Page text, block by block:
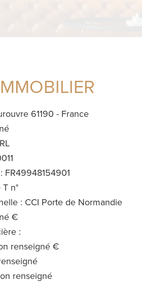
61190 - France
FR49948154901
n°
: CCI Porte de Normandie
€
:
renseigné €
renseigné